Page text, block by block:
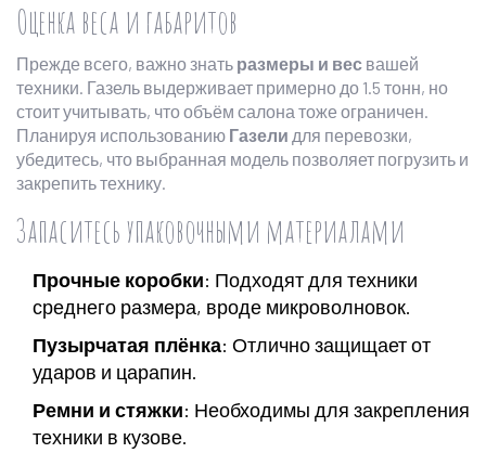
Оценка веса и габаритов
Прежде всего, важно знать размеры и вес вашей
техники. Газель выдерживает примерно до 1.5 тонн, но
стоит учитывать, что объём салона тоже ограничен.
Планируя использованию Газели для перевозки,
убедитесь, что выбранная модель позволяет погрузить и
закрепить технику.
Запаситесь упаковочными материалами
Прочные коробки: Подходят для техники
среднего размера, вроде микроволновок.
Пузырчатая плёнка: Отлично защищает от
ударов и царапин.
Ремни и стяжки: Необходимы для закрепления
техники в кузове.